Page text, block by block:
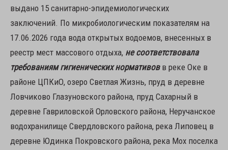
выдано 15 санитарно-эпидемиологических
заключений. По микробиологическим показателям на
17.06.2026 года вода открытых водоемов, внесенных в
реестр мест массового отдыха, не соответствовала
требованиям гигиенических нормативовв реке Оке в
районе ЦПКиО, озеро Светлая Жизнь, пруд в деревне
Ловчиково Глазуновского района, пруд Сахарный в
деревне Гавриловской Орловского района, Неручанское
водохранилище Свердловского района, река Липовец в
деревне Юдинка Покровского района, река Мох поселка